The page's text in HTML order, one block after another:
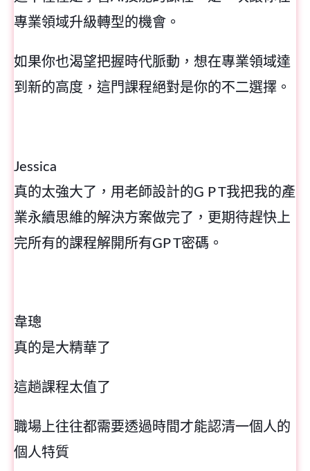
專業領域升級轉型的機會。
如果你也渴望把握時代脈動，想在專業領域達
到新的高度，這門課程絕對是你的不二選擇。
Jessica
真的太強大了，用老師設計的G P T我把我的產
業永續思維的解決方案做完了，更期待趕快上
完所有的課程解開所有GP T密碼。
韋璁
真的是大精華了
這趟課程太值了
職場上往往都需要透過時間才能認清一個人的
個人特質